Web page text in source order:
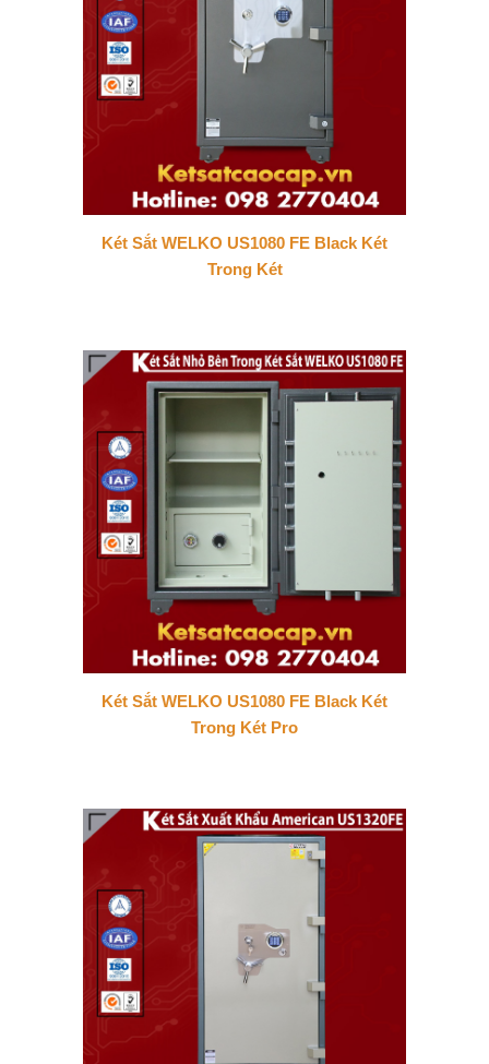
Két Sắt WELKO US1080 FE Black Két
Trong Két
Két Sắt WELKO US1080 FE Black Két
Trong Két Pro